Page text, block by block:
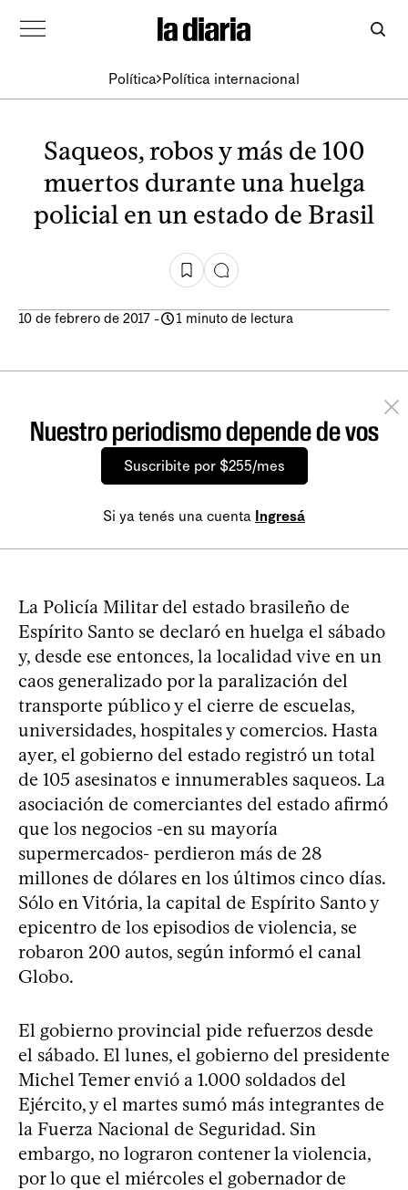
Política Política internacional
Saqueos, robos y más de 100
muertos durante una huelga
policial en un estado de Brasil
10 de febrero de 2017 - 1 minuto de lectura
Nuestro periodismo depende de vos
Suscribite por $255/mes
Si ya tenés una cuenta Ingresá
La Policía Militar del estado brasileño de
Espírito Santo se declaró en huelga el sábado
y, desde ese entonces, la localidad vive en un
caos generalizado por la paralización del
transporte público y el cierre de escuelas,
universidades, hospitales y comercios. Hasta
ayer, el gobierno del estado registró un total
de 105 asesinatos e innumerables saqueos. La
asociación de comerciantes del estado afirmó
que los negocios -en su mayoría
supermercados- perdieron más de 28
millones de dólares en los últimos cinco días.
Sólo en Vitória, la capital de Espírito Santo y
epicentro de los episodios de violencia, se
robaron 200 autos, según informó el canal
Globo.
El gobierno provincial pide refuerzos desde
el sábado. El lunes, el gobierno del presidente
Michel Temer envió a 1.000 soldados del
Ejército, y el martes sumó más integrantes de
la Fuerza Nacional de Seguridad. Sin
embargo, no lograron contener la violencia,
por lo que el miércoles el gobernador de